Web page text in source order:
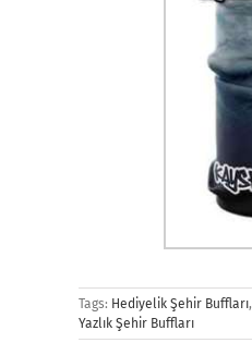
Tags: Hediyelik Şehir Buffları,
Yazlık Şehir Buffları